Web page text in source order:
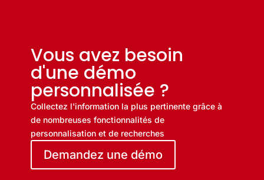
Vous avez besoin
d'une démo
personnalisée ?
Collectez l'information la plus pertinente grâce à
de nombreuses fonctionnalités de
personnalisation et de recherches
Demandez une démo